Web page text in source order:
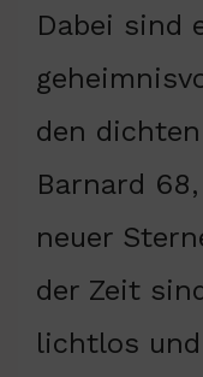
Dabei sind
den
Barnard
neuer
der Zeit
lichtlos